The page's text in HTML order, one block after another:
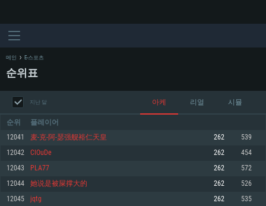
메인 E-스포츠
순위표
지난 달 아케 리얼 시뮬
순위 플레이어
12041 麦-克-阿-瑟强舰裕仁天皇 262 539
12042 ClOuDe 262 454
12043 PLA77 262 572
12044 她说是被屎撑大的 262 526
12045 jqtg 262 535